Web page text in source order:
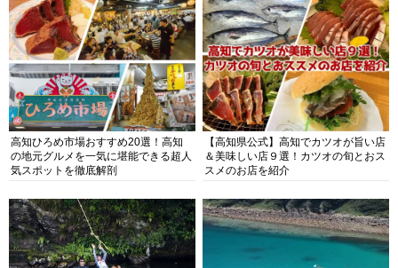
高知ひろめ市場おすすめ20選！高知
の地元グルメを一気に堪能できる超人
気スポットを徹底解剖
【高知県公式】高知でカツオが旨い店
＆美味しい店９選！カツオの旬とおス
スメのお店を紹介